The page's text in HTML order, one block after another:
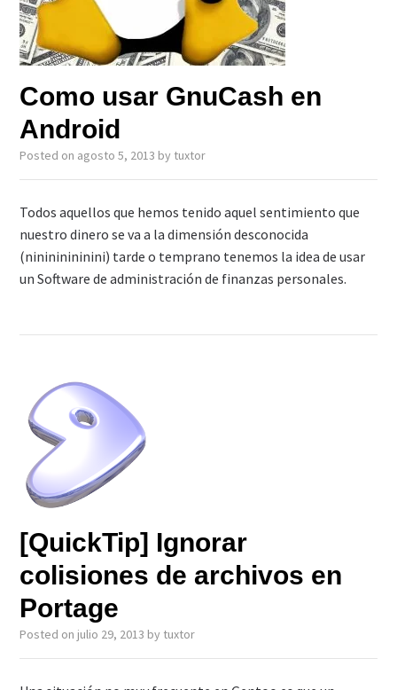
Como usar GnuCash en
Android
Posted on agosto 5, 2013 by tuxtor
Todos aquellos que hemos tenido aquel sentimiento que
nuestro dinero se va a la dimensión desconocida
(ninininininini) tarde o temprano tenemos la idea de usar
un Software de administración de finanzas personales.
[QuickTip] Ignorar
colisiones de archivos en
Portage
Posted on julio 29, 2013 by tuxtor